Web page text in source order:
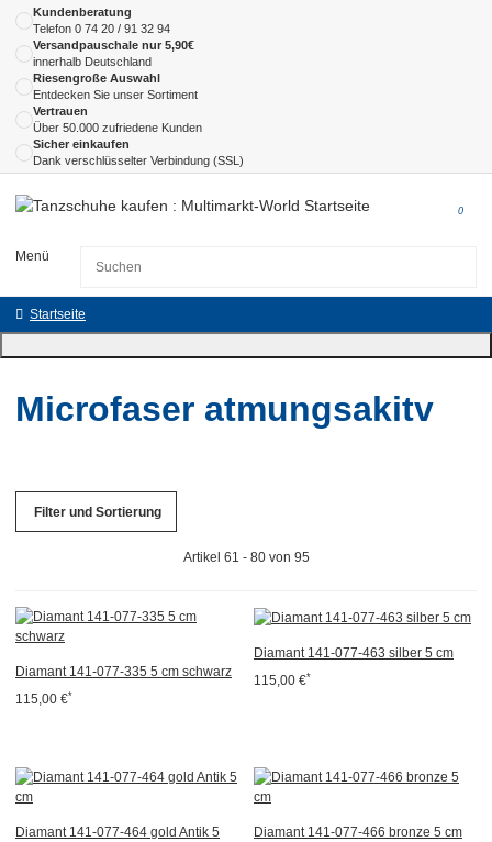
Kundenberatung
Telefon 0 74 20 / 91 32 94
Versandpauschale nur 5,90€
innerhalb Deutschland
Riesengroße Auswahl
Entdecken Sie unser Sortiment
Vertrauen
Über 50.000 zufriedene Kunden
Sicher einkaufen
Dank verschlüsselter Verbindung (SSL)
Menü
0
Startseite
Microfaser atmungsakitv
Filter und Sortierung
Artikel 61 - 80 von 95
Diamant 141-077-335 5 cm schwarz
115,00 €*
Diamant 141-077-463 silber 5 cm
115,00 €*
Diamant 141-077-464 gold Antik 5
Diamant 141-077-466 bronze 5 cm